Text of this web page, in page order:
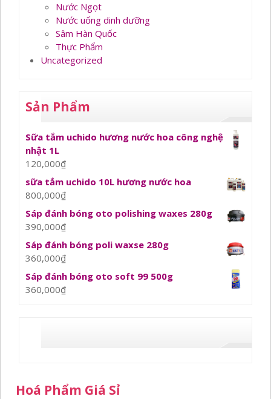
Nước Ngọt
Nước uống dinh dưỡng
Sâm Hàn Quốc
Thực Phẩm
Uncategorized
Sản Phẩm
Sữa tắm uchido hương nước hoa công nghệ
nhật 1L
120,000₫
sữa tắm uchido 10L hương nước hoa
800,000₫
Sáp đánh bóng oto polishing waxes 280g
390,000₫
Sáp đánh bóng poli waxse 280g
360,000₫
Sáp đánh bóng oto soft 99 500g
360,000₫
Hoá Phẩm Giá Sỉ